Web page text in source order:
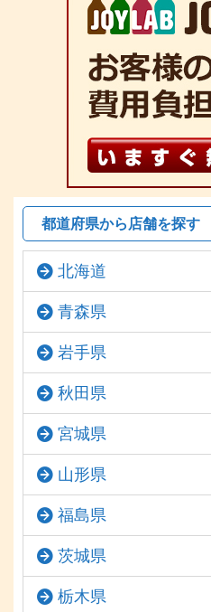
都道府県から店舗を探す
北海道
青森県
岩手県
秋田県
宮城県
山形県
福島県
茨城県
栃木県